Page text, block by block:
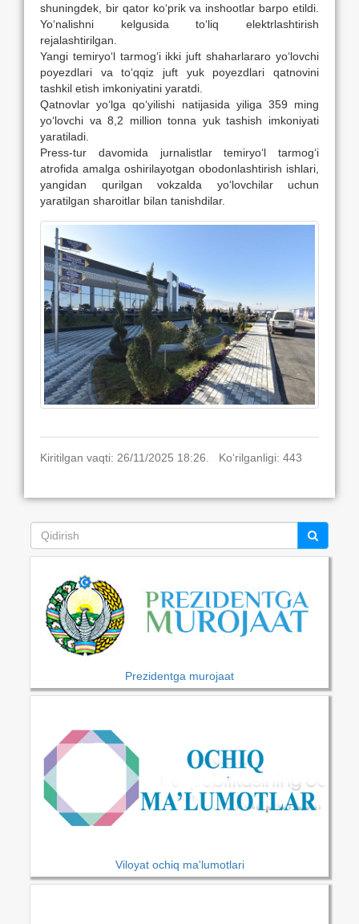
shuningdek, bir qator ko‘prik va inshootlar barpo etildi.
Yo‘nalishni kelgusida to‘liq elektrlashtirish
rejalashtirilgan.
Yangi temiryo‘l tarmog‘i ikki juft shaharlararo yo‘lovchi
poyezdlari va to‘qqiz juft yuk poyezdlari qatnovini
tashkil etish imkoniyatini yaratdi.
Qatnovlar yo‘lga qo‘yilishi natijasida yiliga 359 ming
yo‘lovchi va 8,2 million tonna yuk tashish imkoniyati
yaratiladi.
Press-tur davomida jurnalistlar temiryo‘l tarmog‘i
atrofida amalga oshirilayotgan obodonlashtirish ishlari,
yangidan qurilgan vokzalda yo‘lovchilar uchun
yaratilgan sharoitlar bilan tanishdilar.
Kiritilgan vaqti: 26/11/2025 18:26. Ko‘rilganligi: 443
Prezidentga murojaat
Viloyat ochiq ma'lumotlari